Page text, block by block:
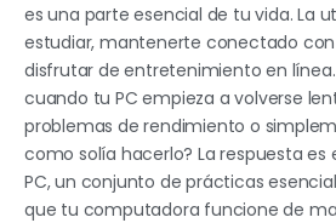
es una parte esencial de tu vida. La
estudiar, mantenerte conectado
disfrutar de entretenimiento en línea.
cuando tu PC empieza a volverse
problemas de rendimiento o
como solía hacerlo? La respuesta
PC, un conjunto de prácticas
que tu computadora funcione de